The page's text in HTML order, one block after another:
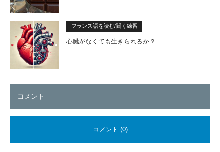
フランス語を読む/聞く練習
心臓がなくても生きられるか？
コメント
コメント (0)